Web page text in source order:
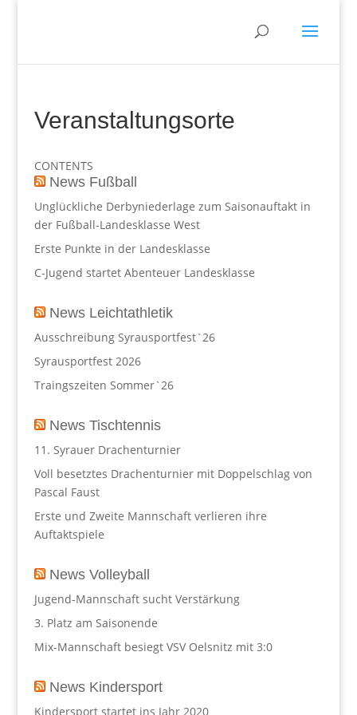
Veranstaltungsorte
CONTENTS
News Fußball
Unglückliche Derbyniederlage zum Saisonauftakt in
der Fußball-Landesklasse West
Erste Punkte in der Landesklasse
C-Jugend startet Abenteuer Landesklasse
News Leichtathletik
Ausschreibung Syrausportfest`26
Syrausportfest 2026
Traingszeiten Sommer`26
News Tischtennis
11. Syrauer Drachenturnier
Voll besetztes Drachenturnier mit Doppelschlag von
Pascal Faust
Erste und Zweite Mannschaft verlieren ihre
Auftaktspiele
News Volleyball
Jugend-Mannschaft sucht Verstärkung
3. Platz am Saisonende
Mix-Mannschaft besiegt VSV Oelsnitz mit 3:0
News Kindersport
Kindersport startet ins Jahr 2020